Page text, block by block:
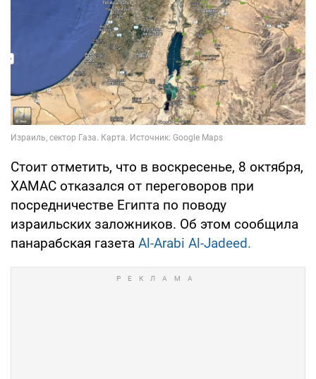
Стоит отметить, что в воскресенье, 8 октября,
ХАМАС отказался от переговоров при
посредничестве Египта по поводу
израильских заложников. Об этом сообщила
панарабская газета Al-Arabi Al-Jadeed.